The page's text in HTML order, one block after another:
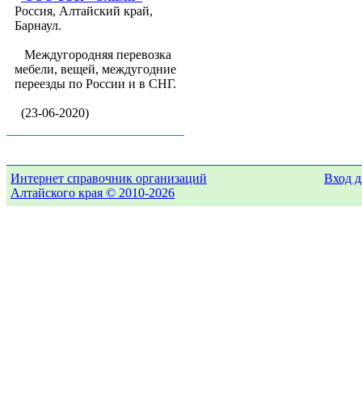
Россия, Алтайский край,
Барнаул.
Междугородняя перевозка
мебели, вещей, междугодние
переезды по России и в СНГ.
(23-06-2020)
Интернет справочник организаций
Алтайского края © 2010-2026
Вход